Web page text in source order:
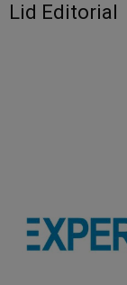
Lid Editorial